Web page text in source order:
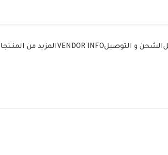
الشحن و التوصيلVENDOR INFOالمزيد من